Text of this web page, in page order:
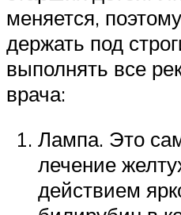
меняется,
держать под
выполнять все
врача:
Лампа. Это
лечение
действием